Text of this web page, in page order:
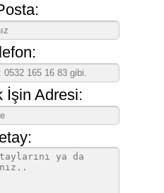
İşin Adresi: